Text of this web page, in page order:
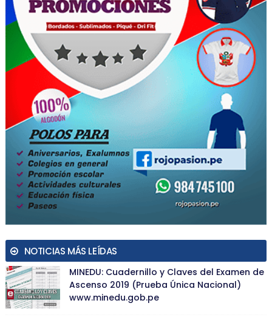
NOTICIAS MÁS LEÍDAS
MINEDU: Cuadernillo y Claves del Examen de
Ascenso 2019 (Prueba Única Nacional)
www.minedu.gob.pe